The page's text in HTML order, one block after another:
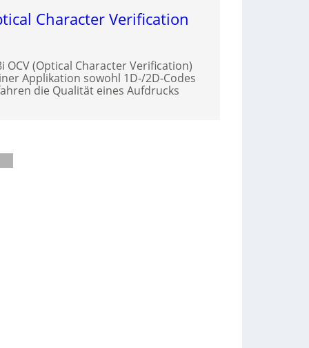
Character Verification
OCV (Optical Character Verification)
Applikation sowohl 1D-/2D-Codes
die Qualität eines Aufdrucks